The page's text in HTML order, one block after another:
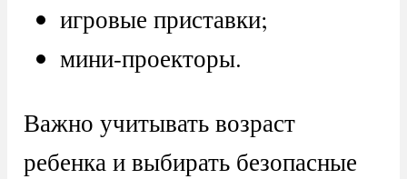
игровые приставки;
мини-проекторы.
Важно учитывать возраст
ребенка и выбирать безопасные